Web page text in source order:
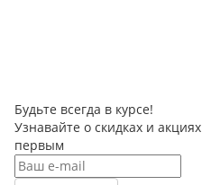
Будьте всегда в курсе!
Узнавайте о скидках и акциях
первым